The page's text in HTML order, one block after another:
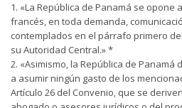
1. «La República de Panamá se opone
francés, en toda demanda,
contemplados en el párrafo primero
su Autoridad Central.» *
2. «Asimismo, la República de
a asumir ningún gasto de los
Artículo 26 del Convenio, que se